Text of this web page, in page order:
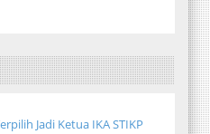
Jadi Ketua IKA STIKP